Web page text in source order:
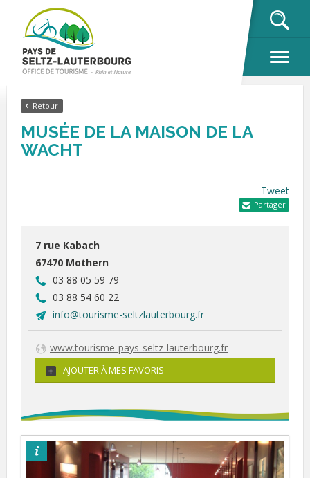
Retour
MUSÉE DE LA MAISON DE LA
WACHT
Tweet
Partager
7 rue Kabach
67470 Mothern
03 88 05 59 79
03 88 54 60 22
info@tourisme-seltzlauterbourg.fr
www.tourisme-pays-seltz-lauterbourg.fr
AJOUTER À MES FAVORIS
©OTPSL-ag